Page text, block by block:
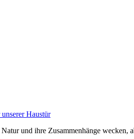
Haustür
und ihre Zusammenhänge